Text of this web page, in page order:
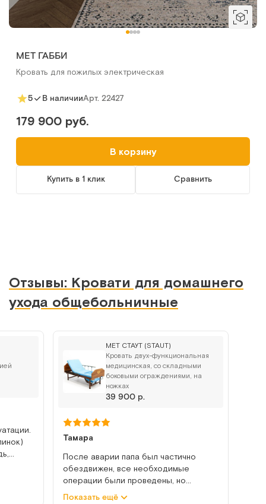
MET ГАББИ
Кровать для пожилых электрическая
5 В наличииАрт. 22427
179 900 руб.
В корзину
Купить в 1 клик Сравнить
Отзывы: Кровати для домашнего
ухода общебольничные
MET СТАУТ (STAUT)
Кровать двух-функциональная
медицинская, со складными
боковыми ограждениями, на
ножках
39 900 р.
Тамара
После аварии папа был частично
обездвижен, все необходимые
операции были проведены, но
процесс восстановления предстоял
Показать ещё